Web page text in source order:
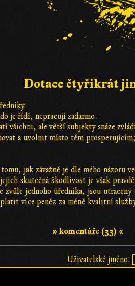
Dotace čtyřikrát
je řídí, nepracují zadarmo.
všichni, ale větší subjekty snáze
a uvolnit místo těm
jak závažně je dle mého
skutečná škodlivost je však
jednoho úředníka, jsou
více peněz za méně kvalitní
» komentáře (33) «
Uživatelské jméno: